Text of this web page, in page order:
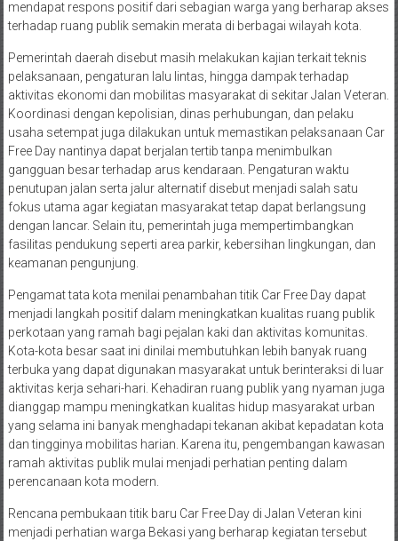
mendapat respons positif dari sebagian warga yang berharap akses
terhadap ruang publik semakin merata di berbagai wilayah kota.
Pemerintah daerah disebut masih melakukan kajian terkait teknis
pelaksanaan, pengaturan lalu lintas, hingga dampak terhadap
aktivitas ekonomi dan mobilitas masyarakat di sekitar Jalan Veteran.
Koordinasi dengan kepolisian, dinas perhubungan, dan pelaku
usaha setempat juga dilakukan untuk memastikan pelaksanaan Car
Free Day nantinya dapat berjalan tertib tanpa menimbulkan
gangguan besar terhadap arus kendaraan. Pengaturan waktu
penutupan jalan serta jalur alternatif disebut menjadi salah satu
fokus utama agar kegiatan masyarakat tetap dapat berlangsung
dengan lancar. Selain itu, pemerintah juga mempertimbangkan
fasilitas pendukung seperti area parkir, kebersihan lingkungan, dan
keamanan pengunjung.
Pengamat tata kota menilai penambahan titik Car Free Day dapat
menjadi langkah positif dalam meningkatkan kualitas ruang publik
perkotaan yang ramah bagi pejalan kaki dan aktivitas komunitas.
Kota-kota besar saat ini dinilai membutuhkan lebih banyak ruang
terbuka yang dapat digunakan masyarakat untuk berinteraksi di luar
aktivitas kerja sehari-hari. Kehadiran ruang publik yang nyaman juga
dianggap mampu meningkatkan kualitas hidup masyarakat urban
yang selama ini banyak menghadapi tekanan akibat kepadatan kota
dan tingginya mobilitas harian. Karena itu, pengembangan kawasan
ramah aktivitas publik mulai menjadi perhatian penting dalam
perencanaan kota modern.
Rencana pembukaan titik baru Car Free Day di Jalan Veteran kini
menjadi perhatian warga Bekasi yang berharap kegiatan tersebut